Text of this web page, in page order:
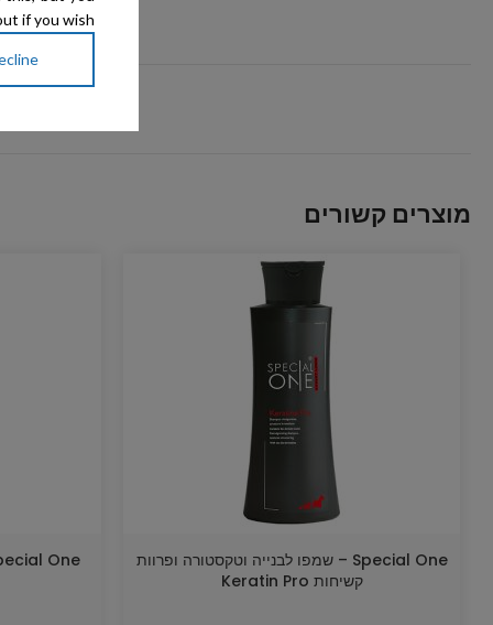
מוצרים קשורים
Special One – שמפו לבנייה וטקסטורה ופרוות
קשיחות Keratin Pro
if you wish.